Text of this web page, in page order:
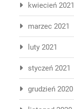
kwiecień 2021
marzec 2021
luty 2021
styczeń 2021
grudzień 2020